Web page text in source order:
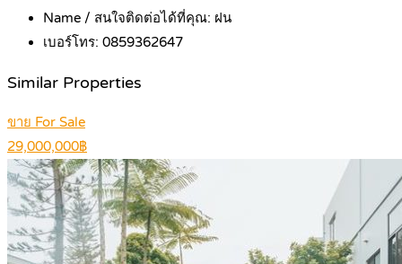
Name / สนใจติดต่อได้ที่คุณ: ฝน
เบอร์โทร: 0859362647
Similar Properties
ขาย For Sale
29,000,000฿